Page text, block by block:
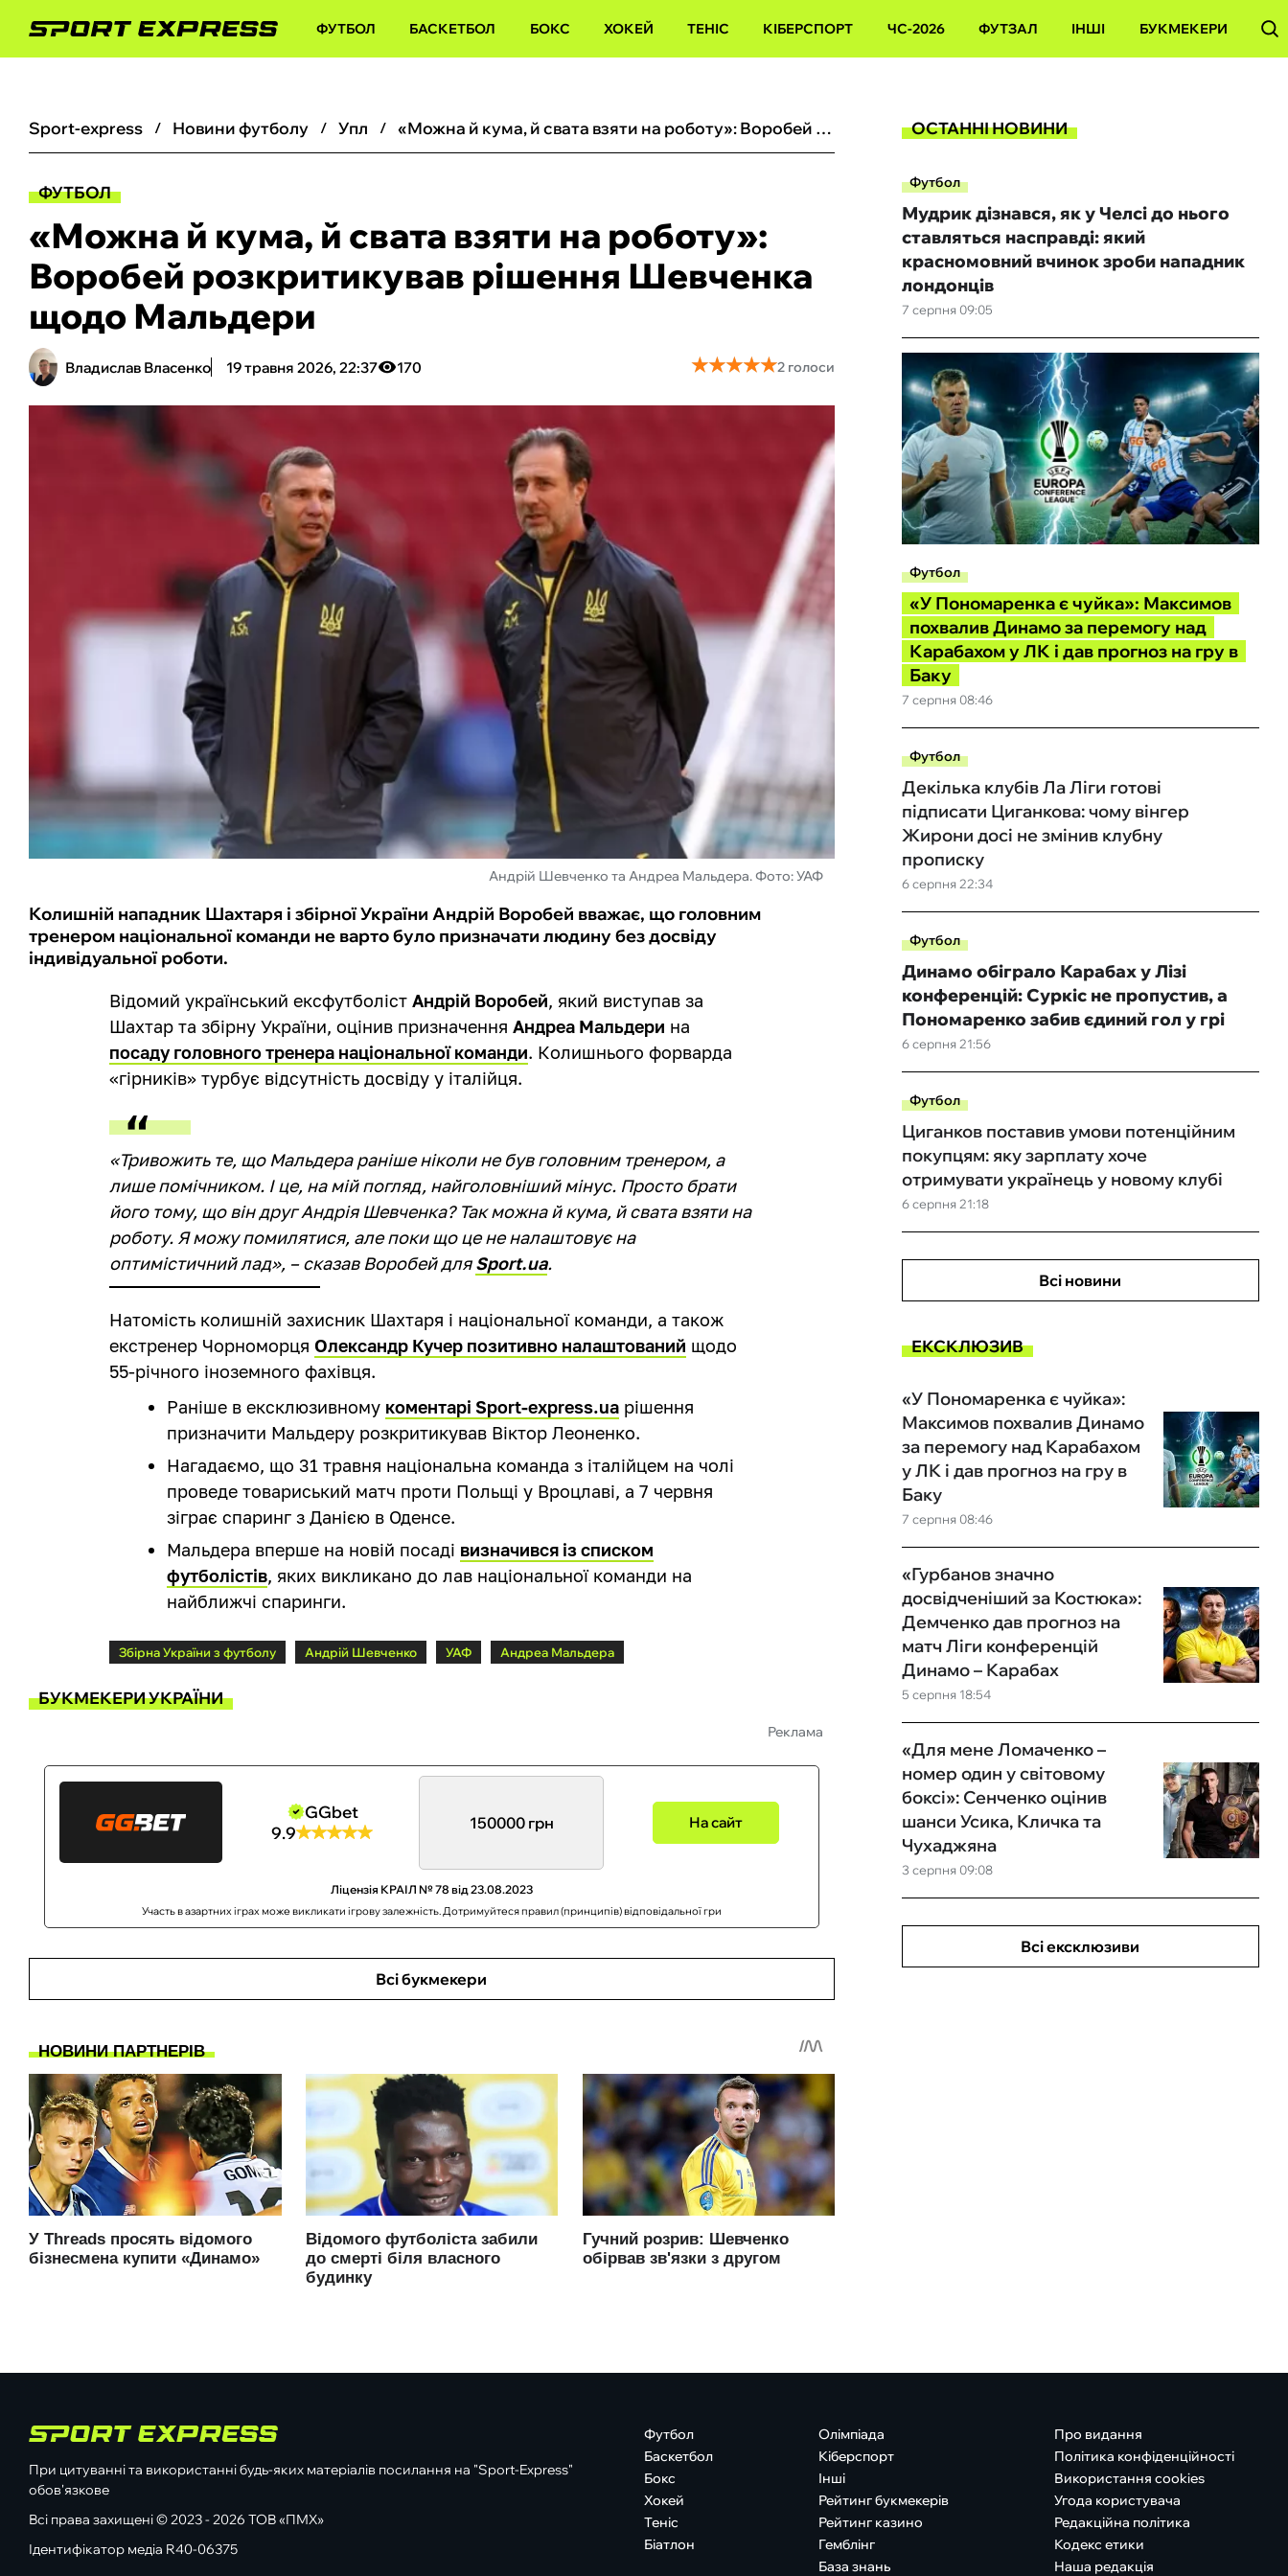
ФУТБОЛ БАСКЕТБОЛ БОКС ХОКЕЙ ТЕНІС КІБЕРСПОРТ ЧС-2026 ФУТЗАЛ ІНШІ БУКМЕКЕРИ
sport-express новини футболу упл «‎Можна й кума, й свата взяти на роботу»: Воробей розкритикував рішення Шевченка щодо Мальдери
ФУТБОЛ
«‎Можна й кума, й свата взяти на роботу»:
Воробей розкритикував рішення Шевченка
щодо Мальдери
Владислав Власенко 19 травня 2026, 22:37 170 ★★★★★
★★★★★2 голоси
Андрій Шевченко та Андреа Мальдера. Фото: УАФ
Колишній нападник Шахтаря і збірної України Андрій Воробей вважає, що головним
тренером національної команди не варто було призначати людину без досвіду
індивідуальної роботи.
Відомий український ексфутболістАндрій Воробей, який виступав за
Шахтар та збірну України, оцінив призначенняАндреа Мальдери на
посаду головного тренера національної команди. Колишнього форварда
«гірників» турбує відсутність досвіду у італійця.
«Тривожить те, що Мальдера раніше ніколи не був головним тренером, а
лише помічником. І це, на мій погляд, найголовніший мінус. Просто брати
його тому, що він друг Андрія Шевченка? Так можна й кума, й свата взяти на
роботу. Я можу помилятися, але поки що це не налаштовує на
оптимістичний лад», – сказав Воробей дляSport.ua.
Натомість колишній захисник Шахтаря і національної команди, а також
екстренер Чорноморця Олександр Кучер позитивно налаштований щодо
55-річного іноземного фахівця.
Раніше в ексклюзивному коментарі Sport-express.ua рішення
призначити Мальдеру розкритикував Віктор Леоненко.
Нагадаємо, що 31 травня національна команда з італійцем на чолі
проведе товариський матч проти Польщі у Вроцлаві, а 7 червня
зіграє спаринг з Данією в Оденсе.
Мальдера вперше на новій посаді визначився із списком
футболістів, яких викликано до лав національної команди на
найближчі спаринги.
Збірна України з футболу Андрій Шевченко УАФ Андреа Мальдера
БУКМЕКЕРИ УКРАЇНИ
Реклама
GGbet
9.9
150000 грн На сайт
Ліцензія КРАІЛ № 78 від 23.08.2023
Участь в азартних іграх може викликати ігрову залежність. Дотримуйтеся правил (принципів) відповідальної гри
Всі букмекери
ОСТАННІ НОВИНИ
Футбол
7 серпня 09:05
Мудрик дізнався, як у Челсі до нього
ставляться насправді: який
красномовний вчинок зроби нападник
лондонців
Футбол
7 серпня 08:46
«У Пономаренка є чуйка»: Максимов
похвалив Динамо за перемогу над
Карабахом у ЛК і дав прогноз на гру в
Баку
Футбол
6 серпня 22:34
Декілька клубів Ла Ліги готові
підписати Циганкова: чому вінгер
Жирони досі не змінив клубну
прописку
Футбол
6 серпня 21:56
Динамо обіграло Карабах у Лізі
конференцій: Суркіс не пропустив, а
Пономаренко забив єдиний гол у грі
Футбол
6 серпня 21:18
Циганков поставив умови потенційним
покупцям: яку зарплату хоче
отримувати українець у новому клубі
Всі новини
ЕКСКЛЮЗИВ
7 серпня 08:46
«У Пономаренка є чуйка»:
Максимов похвалив Динамо
за перемогу над Карабахом
у ЛК і дав прогноз на гру в
Баку
5 серпня 18:54
«Гурбанов значно
досвідченіший за Костюка»:
Демченко дав прогноз на
матч Ліги конференцій
Динамо – Карабах
3 серпня 09:08
«Для мене Ломаченко –
номер один у світовому
боксі»: Сенченко оцінив
шанси Усика, Кличка та
Чухаджяна
Всі ексклюзиви
При цитуванні та використанні будь-яких матеріалів посилання на "Sport-Express"
обов'язкове
Всі права захищені © 2023 - 2026 ТОВ «ПМХ»
Ідентифікатор медіа R40-06375
Футбол
Баскетбол
Бокс
Хокей
Теніс
Біатлон
Олімпіада
Кіберспорт
Інші
Рейтинг букмекерів
Рейтинг казино
Гемблінг
База знань
Про видання
Політика конфіденційності
Використання cookies
Угода користувача
Редакційна політика
Кодекс етики
Наша редакція